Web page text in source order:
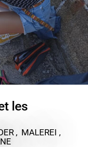
les
, MALEREI ,